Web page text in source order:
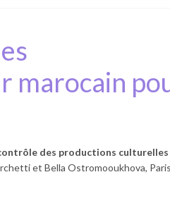
marocain
des productions culturelles
et Bella Ostromooukhova,